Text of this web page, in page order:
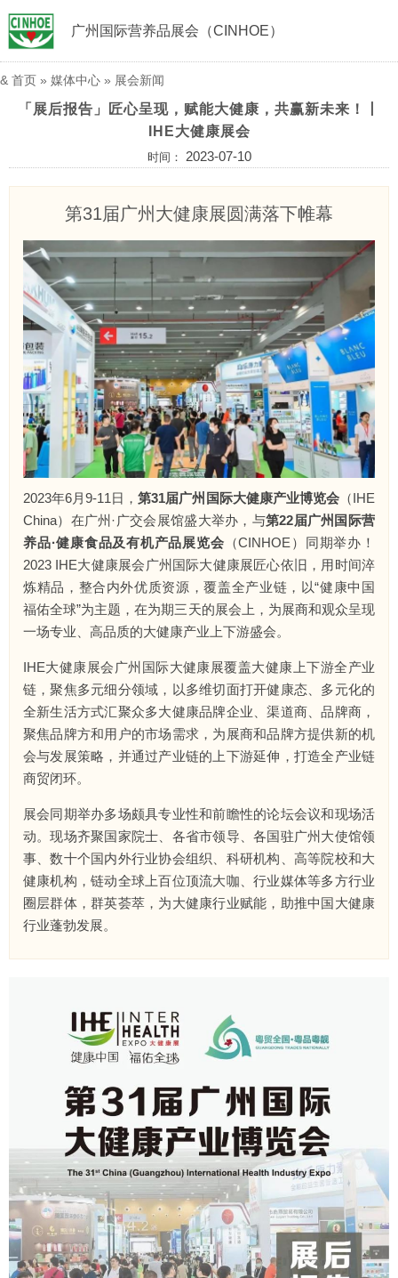
广州国际营养品展会（CINHOE）
& 首页 » 媒体中心 » 展会新闻
「展后报告」匠心呈现，赋能大健康，共赢新未来！丨
IHE大健康展会
时间： 2023-07-10
第31届广州大健康展圆满落下帷幕
2023年6月9-11日，第31届广州国际大健康产业博览会（IHE
China）在广州·广交会展馆盛大举办，与第22届广州国际营
养品·健康食品及有机产品展览会 （CINHOE）同期举办！
2023 IHE大健康展会广州国际大健康展匠心依旧，用时间淬
炼精品，整合内外优质资源，覆盖全产业链，以“健康中国
福佑全球”为主题，在为期三天的展会上，为展商和观众呈现
一场专业、高品质的大健康产业上下游盛会。
IHE大健康展会广州国际大健康展覆盖大健康上下游全产业
链，聚焦多元细分领域，以多维切面打开健康态、多元化的
全新生活方式汇聚众多大健康品牌企业、渠道商、品牌商，
聚焦品牌方和用户的市场需求，为展商和品牌方提供新的机
会与发展策略，并通过产业链的上下游延伸，打造全产业链
商贸闭环。
展会同期举办多场颇具专业性和前瞻性的论坛会议和现场活
动。现场齐聚国家院士、各省市领导、各国驻广州大使馆领
事、数十个国内外行业协会组织、科研机构、高等院校和大
健康机构，链动全球上百位顶流大咖、行业媒体等多方行业
圈层群体，群英荟萃，为大健康行业赋能，助推中国大健康
行业蓬勃发展。